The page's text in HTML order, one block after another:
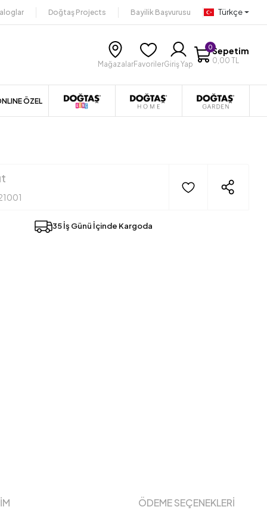
Doğtaş Projects Bayilik Başvurusu Türkçe
MağazalarFavorilerGiriş Yap
0Sepetim
0,00 TL
ÖZEL
35 İş Günü İçinde Kargoda
ÖDEME SEÇENEKLERİ